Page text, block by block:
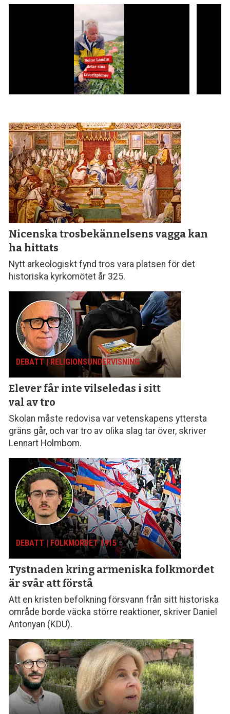
Nicenska tros­bekännelsens vagga kan
ha hittats
Nytt arkeologiskt fynd tros vara platsen för det
historiska kyrkomötet år 325.
DEBATT | RELIGIONS­UNDERVISNING
Elever får inte vilseledas i sitt
val av tro
Skolan måste redovisa var vetenskapens yttersta
gräns går, och var tro av olika slag tar över, skriver
Lennart Holmbom.
DEBATT | FOLKMORDET 1915
Tystnaden kring armeniska folk­mordet
är svår att förstå
Att en kristen befolkning försvann från sitt histo­riska
område borde väcka större reaktioner, skriver Daniel
Antonyan (KDU).